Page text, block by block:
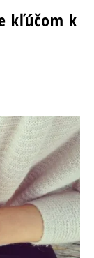
kľúčom k